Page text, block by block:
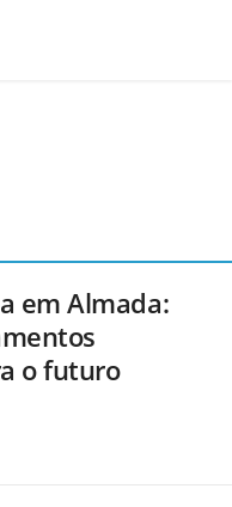
em Almada:
o futuro